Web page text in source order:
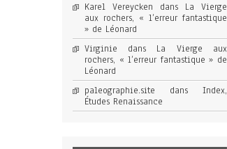
Karel Vereycken dans La Vierge
aux rochers, « l’erreur fantastique
» de Léonard
Virginie dans La Vierge aux
rochers, « l’erreur fantastique » de
Léonard
paleographie.site dans Index,
Études Renaissance